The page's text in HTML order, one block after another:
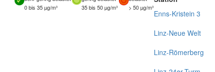
0 bis 35 µg/m³
35 bis 50 µg/m³ > 50 µg/m³
Enns-Kristein 3
Linz-Neue Welt
Linz-Römerberg